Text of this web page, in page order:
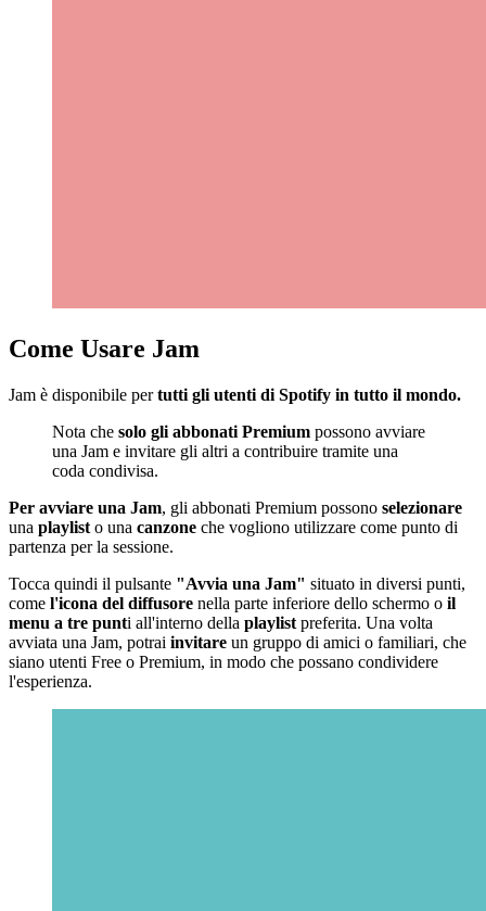
Come Usare Jam
Jam è disponibile pertutti gli utenti di Spotify in tutto il mondo.
Nota che solo gli abbonati Premium possono avviare
una Jam e invitare gli altri a contribuire tramite una
coda condivisa.
Per avviare una Jam, gli abbonati Premium possono selezionare
una playlist o una canzone che vogliono utilizzare come punto di
partenza per la sessione.
Tocca quindi il pulsante "Avvia una Jam" situato in diversi punti,
come l'icona del diffusore nella parte inferiore dello schermo o il
menu a tre punti all'interno della playlist preferita. Una volta
avviata una Jam, potrai invitare un gruppo di amici o familiari, che
siano utenti Free o Premium, in modo che possano condividere
l'esperienza.